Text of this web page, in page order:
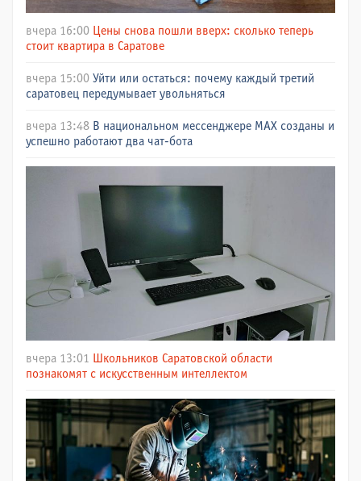
вчера 16:00 Цены снова пошли вверх: сколько теперь
стоит квартира в Саратове
вчера 15:00 Уйти или остаться: почему каждый третий
саратовец передумывает увольняться
вчера 13:48 В национальном мессенджере МАХ созданы и
успешно работают два чат-бота
вчера 13:01
Школьников Саратовской области
познакомят с искусственным интеллектом